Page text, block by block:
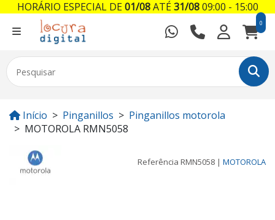
0
Início Pinganillos
Pinganillos motorola
MOTOROLA RMN5058
Referência RMN5058 | MOTOROLA
HORÁRIO ESPECIAL DE01/08ATÉ31/0809:00 - 15:00